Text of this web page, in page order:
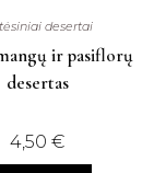
desertai
ir pasiflorų
desertas
4,50 €